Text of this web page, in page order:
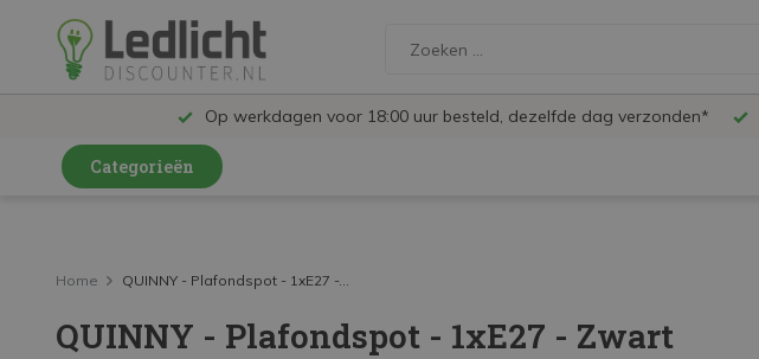
Op werkdagen voor 18:00 uur besteld, dezelfde dag verzonden*
Categorieën
LED Railspots
LED Panelen
Home QUINNY - Plafondspot - 1xE27 -...
QUINNY - Plafondspot - 1xE27 - Zwart